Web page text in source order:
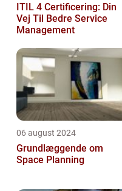
ITIL 4 Certificering: Din
Vej Til Bedre Service
Management
06 august 2024
Grundlæggende om
Space Planning